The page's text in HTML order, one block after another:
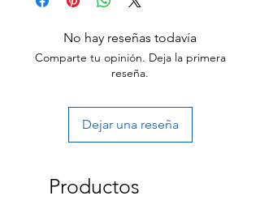
Start the return process within 30 days of
No hay reseñas todavía
Comparte tu opinión. Deja la primera
reseña.
Dejar una reseña
Productos